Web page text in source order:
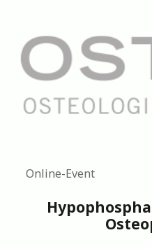
Online-Event